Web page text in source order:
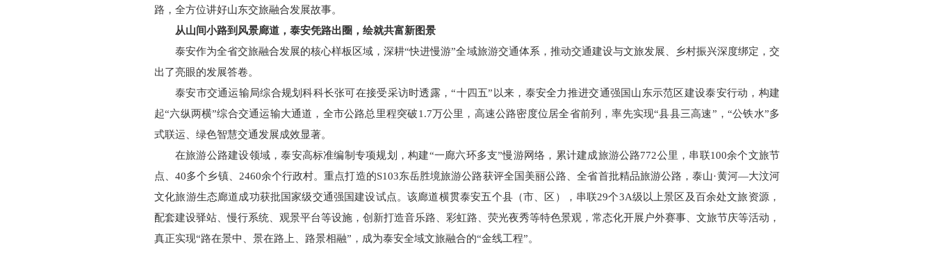
路，全方位讲好山东交旅融合发展故事。
从山间小路到风景廊道，泰安凭路出圈，绘就共富新图景
泰安作为全省交旅融合发展的核心样板区域，深耕“快进慢游”全域旅游交通体系，推动交通建设与文旅发展、乡村振兴深度绑定，交
出了亮眼的发展答卷。
泰安市交通运输局综合规划科科长张可在接受采访时透露，“十四五”以来，泰安全力推进交通强国山东示范区建设泰安行动，构建
起“六纵两横”综合交通运输大通道，全市公路总里程突破1.7万公里，高速公路密度位居全省前列，率先实现“县县三高速”，“公铁水”多
式联运、绿色智慧交通发展成效显著。
在旅游公路建设领域，泰安高标准编制专项规划，构建“一廊六环多支”慢游网络，累计建成旅游公路772公里，串联100余个文旅节
点、40多个乡镇、2460余个行政村。重点打造的S103东岳胜境旅游公路获评全国美丽公路、全省首批精品旅游公路，泰山·黄河—大汶河
文化旅游生态廊道成功获批国家级交通强国建设试点。该廊道横贯泰安五个县（市、区），串联29个3A级以上景区及百余处文旅资源，
配套建设驿站、慢行系统、观景平台等设施，创新打造音乐路、彩虹路、荧光夜秀等特色景观，常态化开展户外赛事、文旅节庆等活动，
真正实现“路在景中、景在路上、路景相融”，成为泰安全域文旅融合的“金线工程”。